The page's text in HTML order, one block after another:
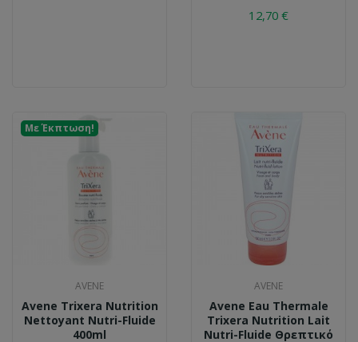
12,70 €
Με Έκπτωση!
AVENE
Avene Trixera Nutrition
Nettoyant Nutri-Fluide
400ml
AVENE
Avene Eau Thermale
Trixera Nutrition Lait
Nutri-Fluide Θρεπτικό